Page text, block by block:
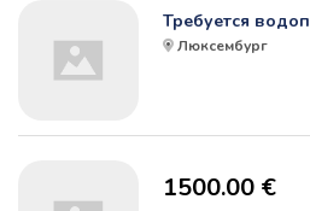
Требуется
Люксембург
1500.00 €